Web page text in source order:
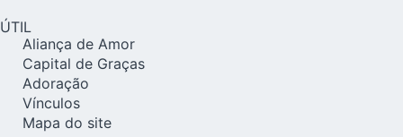
ÚTIL
Aliança de Amor
Capital de Graças
Adoração
Vínculos
Mapa do site